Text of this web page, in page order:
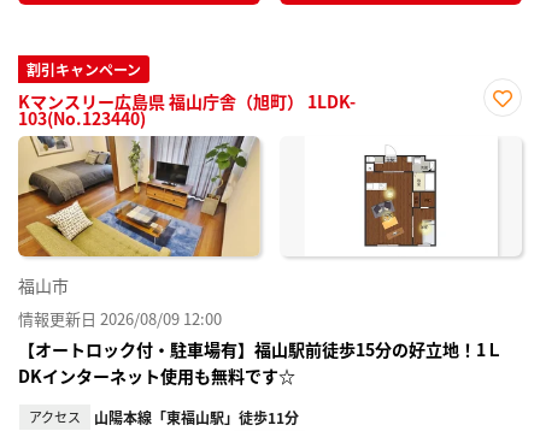
割引キャンペーン
Kマンスリー広島県 福山庁舎（旭町） 1LDK-
103(No.123440)
に入
福山市
情報更新日 2026/08/09 12:00
【オートロック付・駐車場有】福山駅前徒歩15分の好立地！1Ｌ
DKインターネット使用も無料です☆
アクセス 山陽本線「東福山駅」徒歩11分